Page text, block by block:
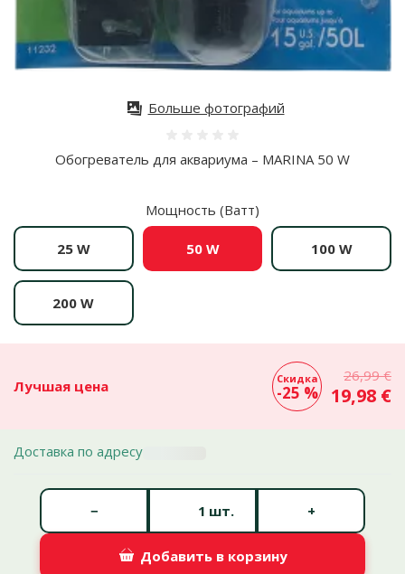
Обогреватель для аквариума – MARINA 50 W
Мощность (Ватт)
25 W 50 W 100 W
200 W
Лучшая цена Скидка
-25 %
26,99 €
19,98 €
Доставка по адресу
шт.
− +
Добавить в корзину
Больше фотографий